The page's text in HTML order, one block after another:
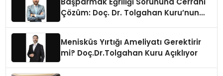
Çözüm: Doç. Dr. Tolgahan Kuru’nun
Menisküs Yırtığı Ameliyatı Gerektirir
mi? Doç.Dr.Tolgahan Kuru Açıklıyor